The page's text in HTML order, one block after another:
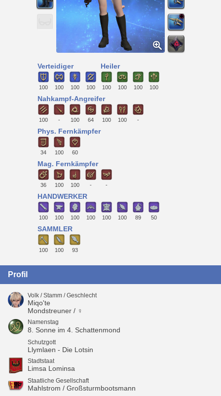
Verteidiger
100 100 100 100
Heiler
100 100 100 100
Nahkampf-Angreifer
100 - 100 64 100 100 -
Phys. Fernkämpfer
34 100 60
Mag. Fernkämpfer
36 100 100 - -
HANDWERKER
100 100 100 100 100 100 89 50
SAMMLER
100 100 93
Profil
Volk / Stamm / Geschlecht
Miqo'te
Mondstreuner / ♀
Namenstag
8. Sonne im 4. Schattenmond
Schutzgott
Llymlaen - Die Lotsin
Stadtstaat
Limsa Lominsa
Staatliche Gesellschaft
Mahlstrom / Großsturmbootsmann